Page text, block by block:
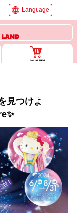
Language
見つけよ